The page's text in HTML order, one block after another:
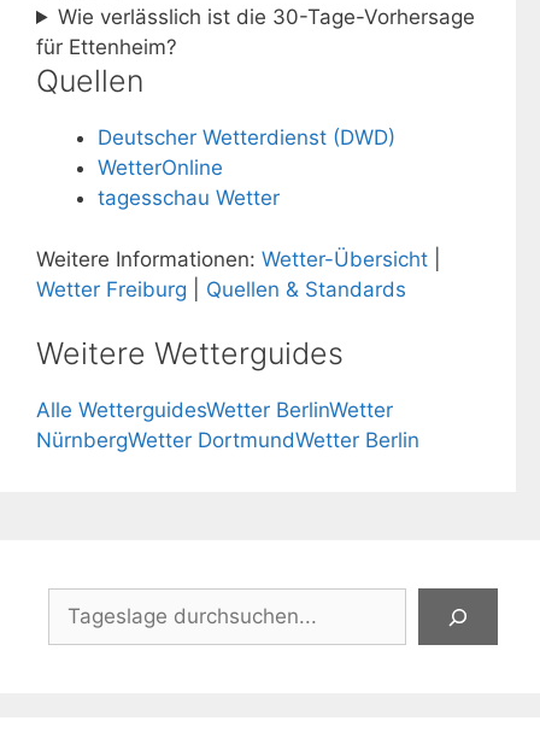
Wie verlässlich ist die 30-Tage-Vorhersage
für Ettenheim?
Quellen
Deutscher Wetterdienst (DWD)
WetterOnline
tagesschau Wetter
Weitere Informationen: Wetter-Übersicht
Wetter Freiburg
Quellen & Standards
Weitere Wetterguides
Alle WetterguidesWetter BerlinWetter
NürnbergWetter DortmundWetter Berlin
Suchen